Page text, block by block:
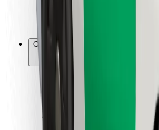
Bolt for Business
Outros
Fornecedores
Termos & Condições